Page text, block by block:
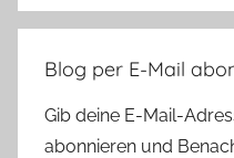
Blog per E-Mail
Gib deine E-Mail-
abonnieren und